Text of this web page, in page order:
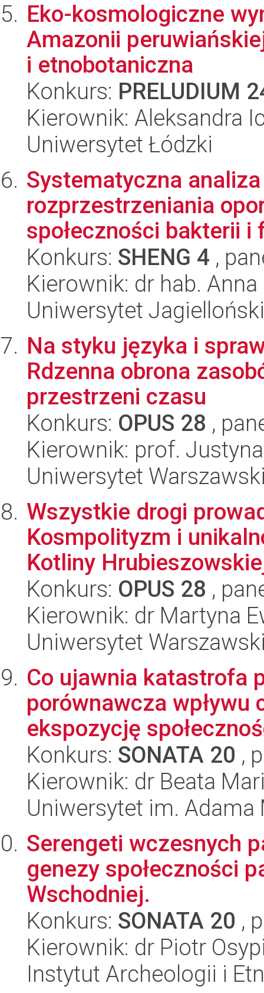
Eko-kosmologiczne
Amazonii
i etnobotaniczna
Konkurs: PRELUDIUM
Kierownik: Aleksandra
Uniwersytet Łódzki
Systematyczna
rozprzestrzeniania
społeczności bakterii i
Konkurs: SHENG 4 ,
Kierownik: dr hab.
Uniwersytet Jagielloński
Na styku języka i
Rdzenna obrona
przestrzeni czasu
Konkurs: OPUS 28 ,
Kierownik: prof.
Uniwersytet
Wszystkie drogi
Kosmpolityzm i
Kotliny
Konkurs: OPUS 28 ,
Kierownik: dr Martyna
Uniwersytet
Co ujawnia katastrofa
porównawcza wpływu
ekspozycję
Konkurs: SONATA 20 ,
Kierownik: dr Beata
Uniwersytet im.
Serengeti wczesnych
genezy społeczności
Wschodniej.
Konkurs: SONATA 20 ,
Kierownik: dr Piotr
Instytut Archeologii i